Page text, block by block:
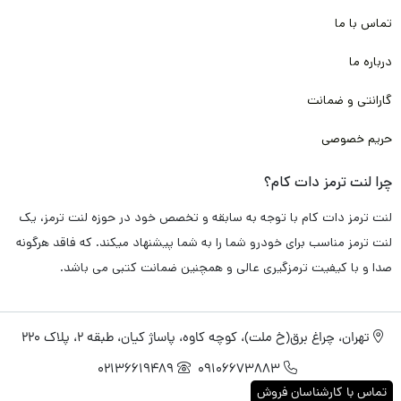
همچون کربن، فایبر، متال و با توجه به پخت کوره ای مناسب و انجام
آزمایش های فنی متعدد برای
عملکرد ترمز گیری مناسب و سریع
گونه
آسیبی به دیسک چرخ خودرو شما وارد نکند . و شما را متحمل هزینه
های بیشتر نکند.
علاوه بر آن باتوجه استفاده از تکنولوژی نانو و تکنولوژی های روز دنیا
در ساخت این لنت ترمز، باعث شده مواقعی که راننده به صورت
متناوب از ترمز استفاده می کند.لنت داغ نکند . و کارایی و عملکرد آن
تماس با ما
درباره ما
گارانتی و ضمانت
حریم خصوصی
چرا لنت ترمز دات کام؟
لنت ترمز دات کام با توجه به سابقه و تخصص خود در حوزه لنت ترمز، یک
لنت ترمز مناسب برای خودرو شما را به شما پیشنهاد میکند. که فاقد هرگونه
صدا و با کیفیت ترمزگیری عالی و همچنین ضمانت کتبی می باشد.
تهران، چراغ برق(خ ملت)، کوچه کاوه، پاساژ کیان، طبقه 2، پلاک 220
09106673883
02136619489
تماس با کارشناسان فروش